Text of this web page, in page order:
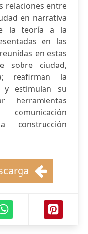
relaciones entre
en narrativa
la teoría a la
en las
en estas
sobre ciudad,
reafirman la
y estimulan su
herramientas
construcción